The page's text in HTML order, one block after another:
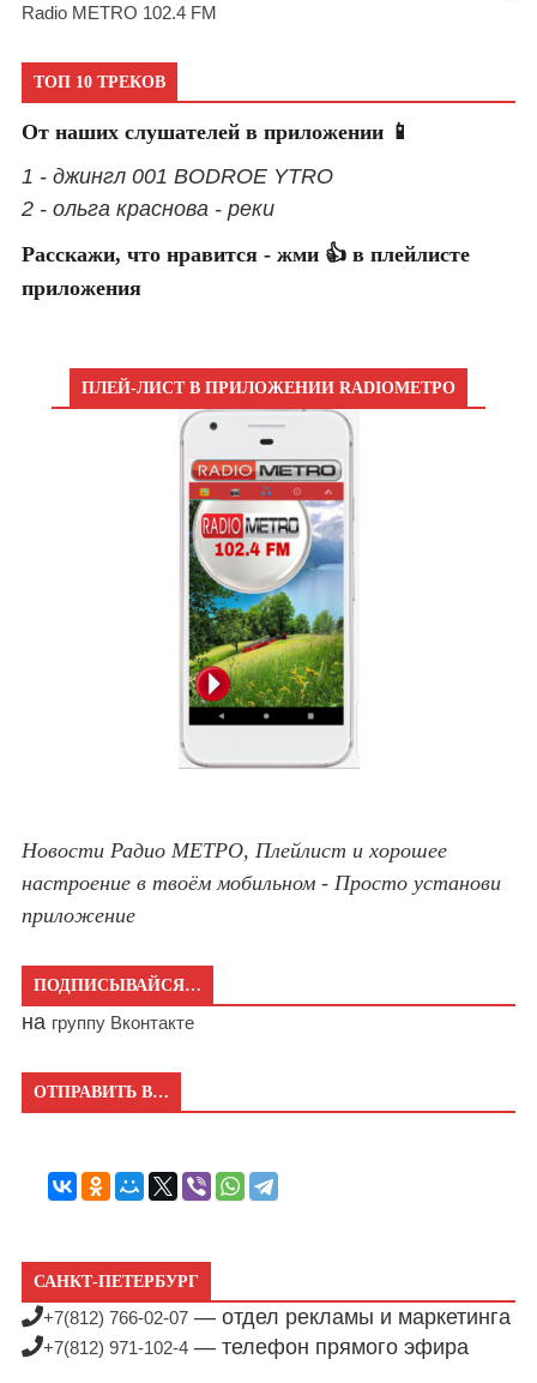
Radio METRO 102.4 FM
ТОП 10 ТРЕКОВ
От наших слушателей в приложении 📱
1 - джингл 001 BODROE YTRO
2 - ольга краснова - реки
Расскажи, что нравится - жми 👍 в плейлисте
приложения
ПЛЕЙ-ЛИСТ В ПРИЛОЖЕНИИ RADIOМЕТРО
Новости Радио МЕТРО, Плейлист и хорошее
настроение в твоём мобильном - Просто установи
приложение
ПОДПИСЫВАЙСЯ…
на группу Вконтакте
ОТПРАВИТЬ В…
САНКТ-ПЕТЕРБУРГ
+7(812) 766-02-07 — отдел рекламы и маркетинга
+7(812) 971-102-4 — телефон прямого эфира